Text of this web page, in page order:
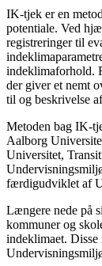
IK-tjek er en
potentiale. Ved
registreringer til
indeklimaforhold.
der giver et nemt
til og beskrivelse
Metoden bag IK-
Aalborg
Universitet,
færdigudviklet af
Længere nede på
kommuner og
indeklimaet. Disse